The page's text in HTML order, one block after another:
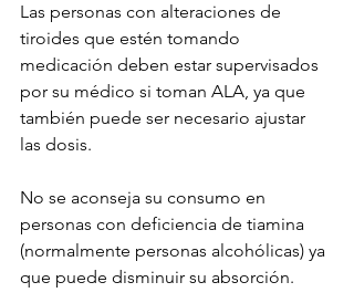
Las personas con alteraciones de
tiroides que estén tomando
medicación deben estar supervisados
por su médico si toman ALA, ya que
también puede ser necesario ajustar
las dosis.
No se aconseja su consumo en
personas con deficiencia de tiamina
(normalmente personas alcohólicas) ya
que puede disminuir su absorción.